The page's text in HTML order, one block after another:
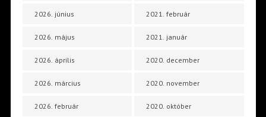
2026. június
2026. május
2026. április
2026. március
2026. február
2021. február
2021. január
2020. december
2020. november
2020. október